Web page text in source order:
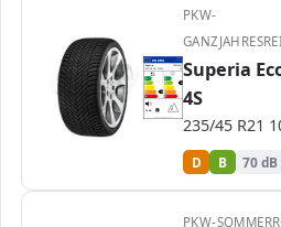
ENERG 2235535
Superia
SF037461
235/45 R21 101W
C1
A
B
C
D
D
E
A
B B
C
D
E
70 dB
PKW-
Superia
4S
235/45 R21
D B 70 dB
PKW-